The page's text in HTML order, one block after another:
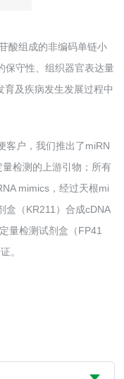
酸组成的非编码单链小
保守性、组织器官表达量
育及疾病发生发展过程中
客户，我们推出了miRN
检测的上游引物；所有
mimics，经过天根mi
盒（KR211）合成cDNA
量检测试剂盒（FP41
。